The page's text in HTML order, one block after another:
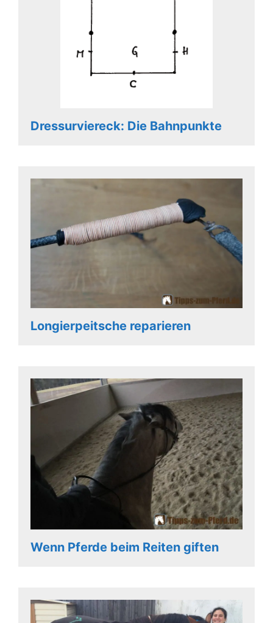
Dressurviereck: Die Bahnpunkte
Longierpeitsche reparieren
Wenn Pferde beim Reiten giften